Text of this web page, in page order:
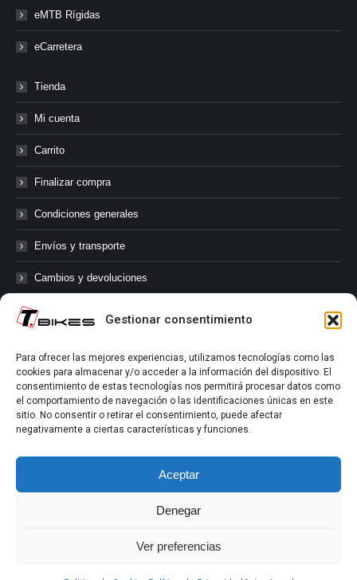
Gestionar consentimiento
Para ofrecer las mejores experiencias, utilizamos tecnologías como las
cookies para almacenar y/o acceder a la información del dispositivo. El
consentimiento de estas tecnologías nos permitirá procesar datos como
el comportamiento de navegación o las identificaciones únicas en este
sitio. No consentir o retirar el consentimiento, puede afectar
negativamente a ciertas características y funciones.
Aceptar
Denegar
Ver preferencias
eMTB Rígidas
eCarretera
Tienda
Mi cuenta
Carrito
Finalizar compra
Condiciones generales
Envíos y transporte
Cambios y devoluciones
@tbikes.cat #tbikes
Síguenos en las redes sociales de Tbikes, mantente informado de
nuestras novedades, productos, salidas en grupo, ofertas, sorteos ...
y muchos más!